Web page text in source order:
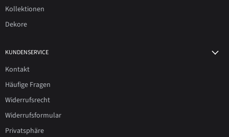
Kollektionen
Dekore
KUNDENSERVICE
Kontakt
Häufige Fragen
Widerrufsrecht
Widerrufsformular
Privatsphäre